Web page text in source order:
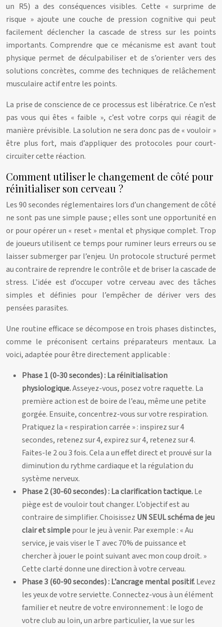
un R5) a des conséquences visibles. Cette « surprime de
risque » ajoute une couche de pression cognitive qui peut
facilement déclencher la cascade de stress sur les points
importants. Comprendre que ce mécanisme est avant tout
physique permet de déculpabiliser et de s’orienter vers des
solutions concrètes, comme des techniques de relâchement
musculaire actif entre les points.
La prise de conscience de ce processus est libératrice. Ce n’est
pas vous qui êtes « faible », c’est votre corps qui réagit de
manière prévisible. La solution ne sera donc pas de « vouloir »
être plus fort, mais d’appliquer des protocoles pour court-
circuiter cette réaction.
Comment utiliser le changement de côté pour
réinitialiser son cerveau ?
Les 90 secondes réglementaires lors d’un changement de côté
ne sont pas une simple pause ; elles sont une opportunité en
or pour opérer un « reset » mental et physique complet. Trop
de joueurs utilisent ce temps pour ruminer leurs erreurs ou se
laisser submerger par l’enjeu. Un protocole structuré permet
au contraire de reprendre le contrôle et de briser la cascade de
stress. L’idée est d’occuper votre cerveau avec des tâches
simples et définies pour l’empêcher de dériver vers des
pensées parasites.
Une routine efficace se décompose en trois phases distinctes,
comme le préconisent certains préparateurs mentaux. La
voici, adaptée pour être directement applicable :
Phase 1 (0-30 secondes) : La réinitialisation
physiologique.Asseyez-vous, posez votre raquette. La
première action est de boire de l’eau, même une petite
gorgée. Ensuite, concentrez-vous sur votre respiration.
Pratiquez la « respiration carrée » : inspirez sur 4
secondes, retenez sur 4, expirez sur 4, retenez sur 4.
Faites-le 2 ou 3 fois. Cela a un effet direct et prouvé sur la
diminution du rythme cardiaque et la régulation du
système nerveux.
Phase 2 (30-60 secondes) : La clarification tactique.Le
piège est de vouloir tout changer. L’objectif est au
contraire de simplifier. Choisissez UN SEUL schéma de jeu
clair et simplepour le jeu à venir. Par exemple : « Au
service, je vais viser le T avec 70% de puissance et
chercher à jouer le point suivant avec mon coup droit. »
Cette clarté donne une direction à votre cerveau.
Phase 3 (60-90 secondes) : L’ancrage mental positif.Levez
les yeux de votre serviette. Connectez-vous à un élément
familier et neutre de votre environnement : le logo de
votre club au loin, un arbre particulier, la vue sur les